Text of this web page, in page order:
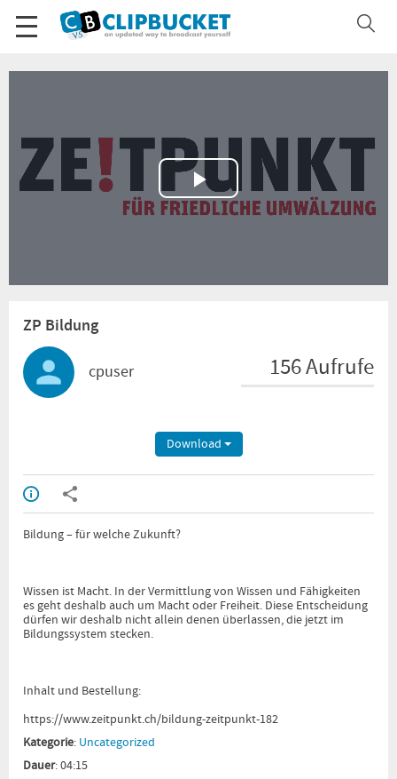
Play
ZP Bildung
cpuser 156 Aufrufe
Download
Bildung – für welche Zukunft?
Wissen ist Macht. In der Vermittlung von Wissen und Fähigkeiten
es geht deshalb auch um Macht oder Freiheit. Diese Entscheidung
dürfen wir deshalb nicht allein denen überlassen, die jetzt im
Bildungssystem stecken.
Inhalt und Bestellung:
https://www.zeitpunkt.ch/bildung-zeitpunkt-182
Kategorie: Uncategorized
Dauer: 04:15